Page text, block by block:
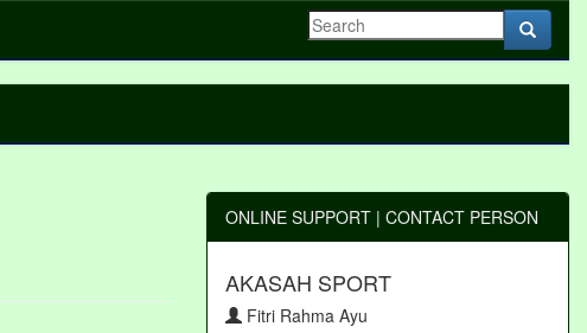
ONLINE SUPPORT | CONTACT PERSON
AKASAH SPORT
Fitri Rahma Ayu